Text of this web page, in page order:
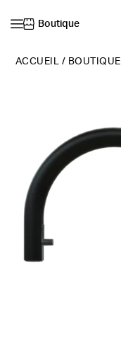
Boutique
ACCUEIL / BOUTIQUE